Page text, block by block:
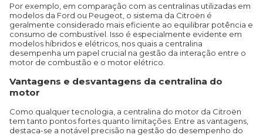
Por exemplo, em comparação com as centralinas utilizadas em
modelos da Ford ou Peugeot, o sistema da Citroën é
geralmente considerado mais eficiente ao equilibrar potência e
consumo de combustível. Isso é especialmente evidente em
modelos híbridos e elétricos, nos quais a centralina
desempenha um papel crucial na gestão da interação entre o
motor de combustão e o motor elétrico.
Vantagens e desvantagens da centralina do
motor
Como qualquer tecnologia, a centralina do motor da Citroën
tem tanto pontos fortes quanto limitações. Entre as vantagens,
destaca-se a notável precisão na gestão do desempenho do